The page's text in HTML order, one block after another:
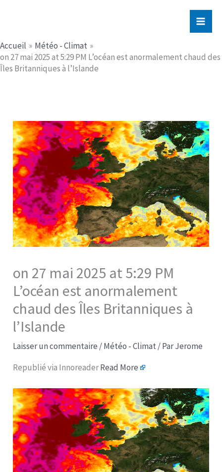
Accueil
Météo - Climat
on 27 mai 2025 at 5:29 PM L’océan est anormalement chaud des
Îles Britanniques à l’Islande
on 27 mai 2025 at 5:29 PM
L’océan est anormalement
chaud des Îles Britanniques à
l’Islande
Laisser un commentaire /Météo - Climat/ ParJerome
Republié via InnoreaderRead More